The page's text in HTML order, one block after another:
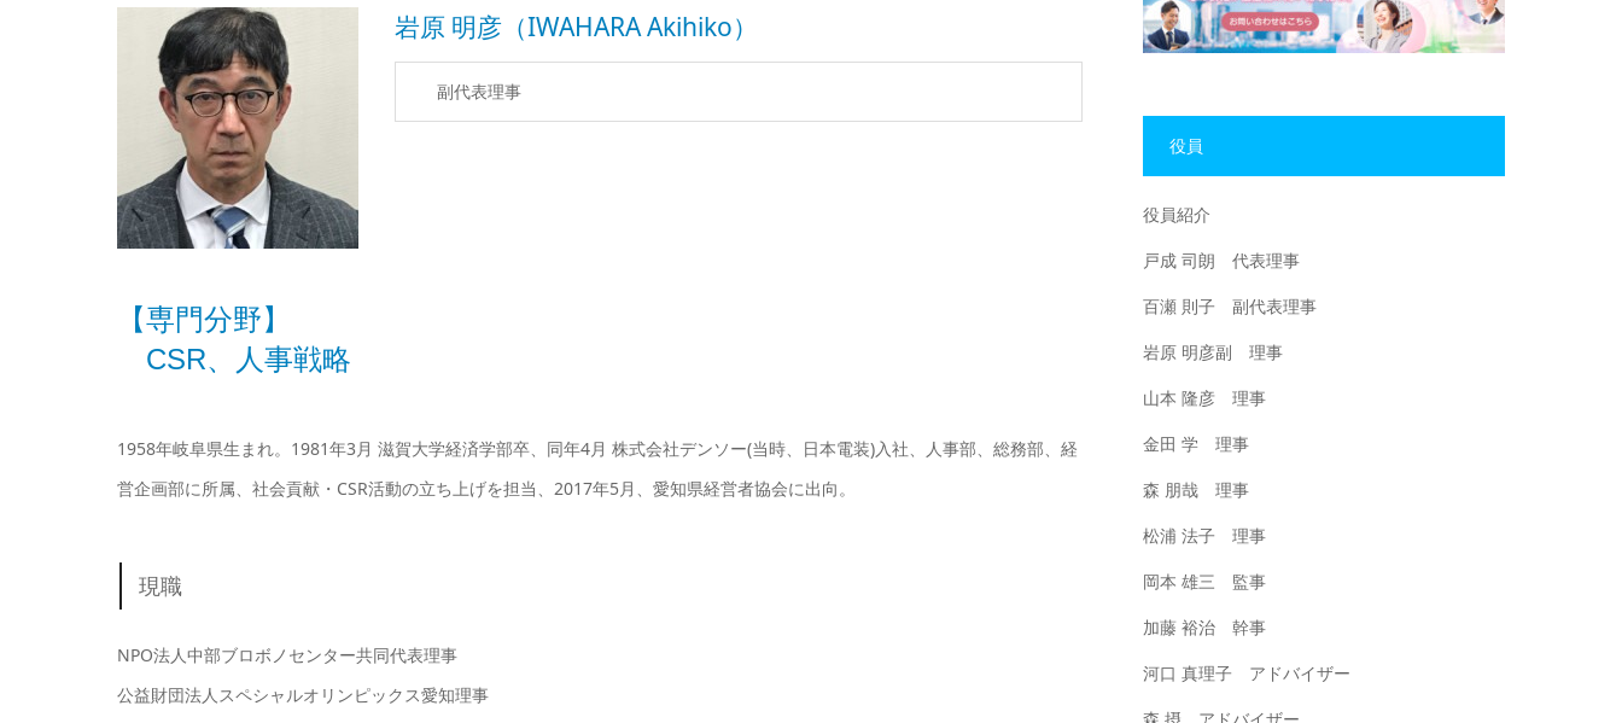
岩原 明彦（IWAHARA Akihiko）
副代表理事
【専門分野】
CSR、人事戦略
1958年岐阜県生まれ。1981年3月 滋賀大学経済学部卒、同年4月 株式会社デンソー(当時、日本電装)入社、人事部、総務部、経
営企画部に所属、社会貢献・CSR活動の立ち上げを担当、2017年5月、愛知県経営者協会に出向。
現職
NPO法人中部ブロボノセンター共同代表理事
公益財団法人スペシャルオリンピックス愛知理事
役員
役員紹介
戸成 司朗 代表理事
百瀬 則子 副代表理事
岩原 明彦副 理事
山本 隆彦 理事
金田 学 理事
森 朋哉 理事
松浦 法子 理事
岡本 雄三 監事
加藤 裕治 幹事
河口 真理子 アドバイザー